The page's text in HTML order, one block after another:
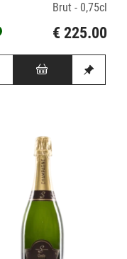
Brut - 0,75cl
€ 225.00